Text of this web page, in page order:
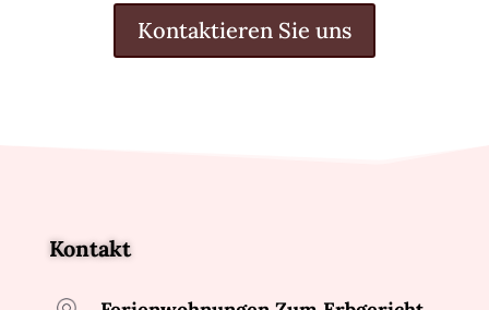
Kontaktieren Sie uns
Kontakt